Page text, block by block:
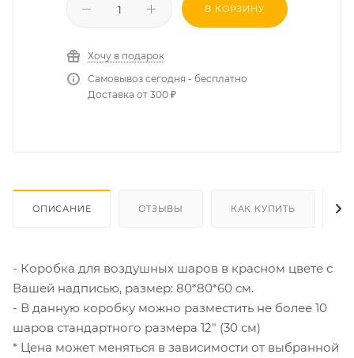
В КОРЗИНУ
Хочу в подарок
Самовывоз сегодня - бесплатно
Доставка от 300 ₽
ОПИСАНИЕ ОТЗЫВЫ КАК КУПИТЬ
- Коробка для воздушных шаров в красном цвете с
Вашей надписью, размер: 80*80*60 см.
- В данную коробку можно разместить не более 10
шаров стандартного размера 12" (30 см)
* Цена может меняться в зависимости от выбранной